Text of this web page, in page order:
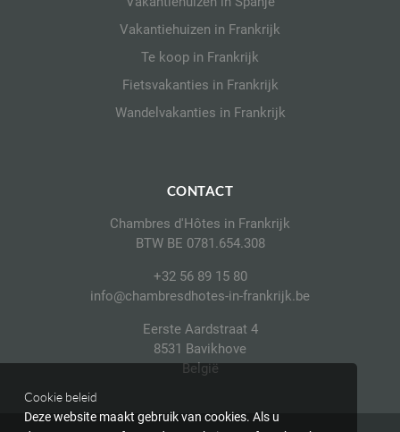
Vakantiehuizen in Frankrijk
Te koop in Frankrijk
Fietsvakanties in Frankrijk
Wandelvakanties in Frankrijk
CONTACT
Chambres d'Hôtes in Frankrijk
BTW BE 0781.654.308
+32 56 89 15 80
info@chambresdhotes-in-frankrijk.be
Eerste Aardstraat 4
8531 Bavikhove
België
Cookie beleid
Deze website maakt gebruik van cookies. Als u